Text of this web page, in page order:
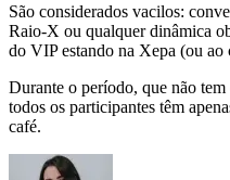
São considerados vacilos:
Raio-X ou qualquer dinâmica
do VIP estando na Xepa (ou ao
Durante o período, que não
todos os participantes têm
café.